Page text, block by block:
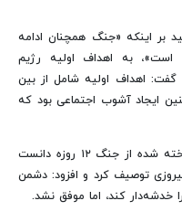
بر اینکه «جنگ همچنان ادامه
است»، به اهداف اولیه رژیم
گفت: اهداف اولیه شامل از بین
ایجاد آشوب اجتماعی بود که
وی انسجام اجتماعی را مهم‌ترین درس آموخته شده از جنگ ۱۲ روزه دانست
توصیف کرد و افزود: دشمن
خدشه‌دار کند، اما موفق نشد.